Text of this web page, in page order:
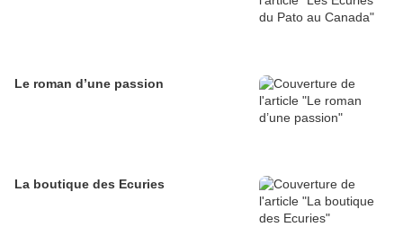
Le roman d’une passion
La boutique des Ecuries